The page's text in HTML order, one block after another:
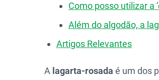
Como posso utilizar a
Além do algodão, a
Artigos Relevantes
A lagarta-rosada é um dos